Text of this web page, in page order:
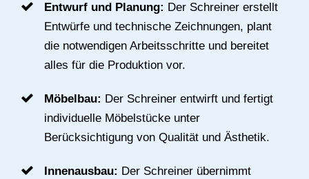
Entwurf und Planung: Der Schreiner erstellt
Entwürfe und technische Zeichnungen, plant
die notwendigen Arbeitsschritte und bereitet
alles für die Produktion vor.
Möbelbau: Der Schreiner entwirft und fertigt
individuelle Möbelstücke unter
Berücksichtigung von Qualität und Ästhetik.
Innenausbau: Der Schreiner übernimmt